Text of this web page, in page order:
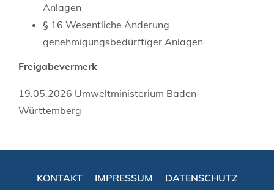
Anlagen
§ 16 Wesentliche Änderung
genehmigungsbedürftiger Anlagen
Freigabevermerk
19.05.2026 Umweltministerium Baden-
Württemberg
KONTAKT IMPRESSUM
DATENSCHUTZ